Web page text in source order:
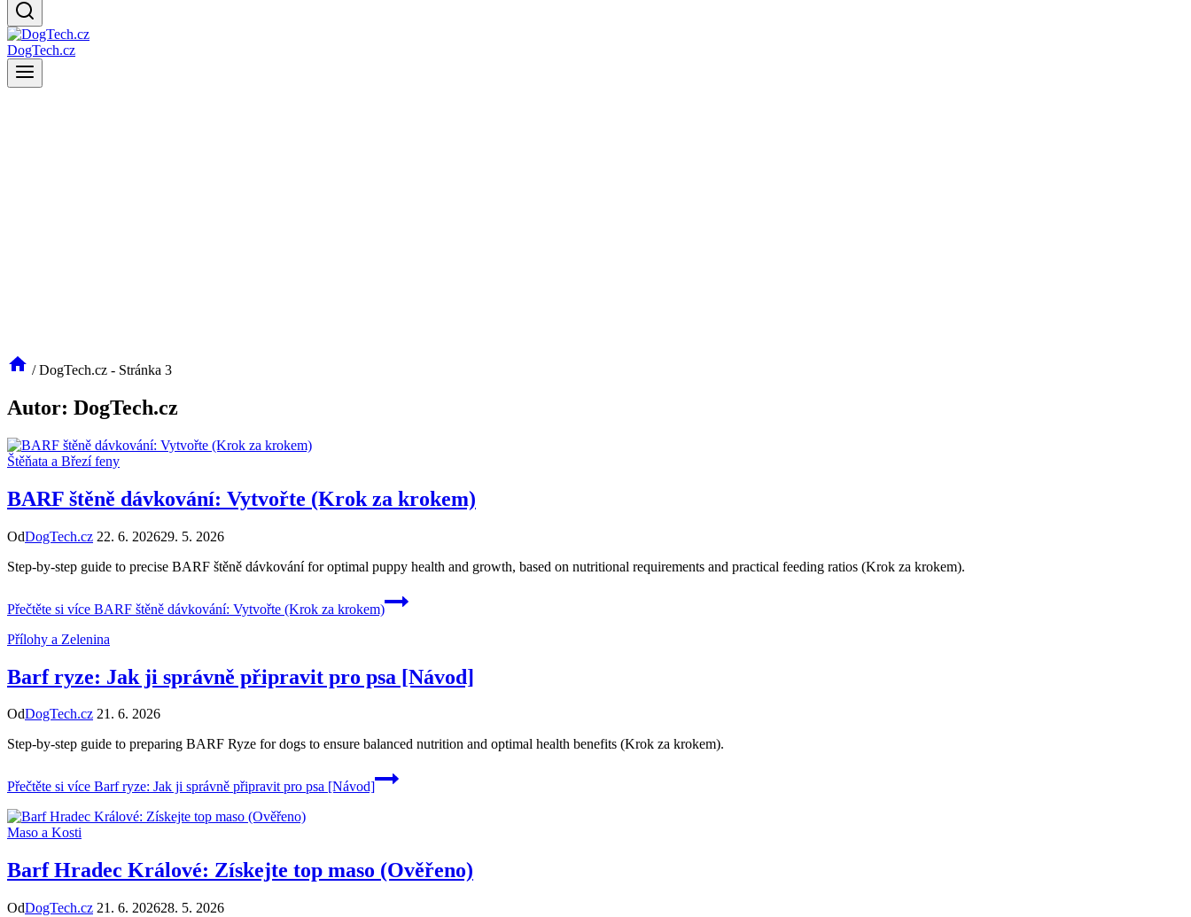
DogTech.cz
/ DogTech.cz - Stránka 3
Autor: DogTech.cz
Štěňata a Březí feny
BARF štěně dávkování: Vytvořte (Krok za krokem)
OdDogTech.cz 22. 6. 202629. 5. 2026
Step-by-step guide to precise BARF štěně dávkování for optimal puppy health and growth, based on nutritional requirements and practical feeding ratios (Krok za krokem).
Přečtěte si více BARF štěně dávkování: Vytvořte (Krok za krokem)
Přílohy a Zelenina
Barf ryze: Jak ji správně připravit pro psa [Návod]
OdDogTech.cz 21. 6. 2026
Step-by-step guide to preparing BARF Ryze for dogs to ensure balanced nutrition and optimal health benefits (Krok za krokem).
Přečtěte si více Barf ryze: Jak ji správně připravit pro psa [Návod]
Maso a Kosti
Barf Hradec Králové: Získejte top maso (Ověřeno)
OdDogTech.cz 21. 6. 202628. 5. 2026